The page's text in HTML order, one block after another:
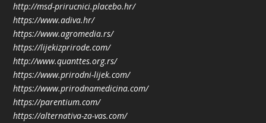
http://msd-prirucnici.placebo.hr/
https://www.adiva.hr/
https://www.agromedia.rs/
https://lijekizprirode.com/
http://www.quanttes.org.rs/
https://www.prirodni-lijek.com/
https://www.prirodnamedicina.com/
https://parentium.com/
https://alternativa-za-vas.com/